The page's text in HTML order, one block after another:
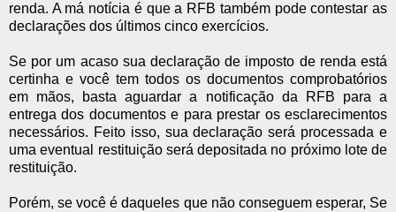
renda. A má notícia é que a RFB também pode contestar as
declarações dos últimos cinco exercícios.
Se por um acaso sua declaração de imposto de renda está
certinha e você tem todos os documentos comprobatórios
em mãos, basta aguardar a notificação da RFB para a
entrega dos documentos e para prestar os esclarecimentos
necessários. Feito isso, sua declaração será processada e
uma eventual restituição será depositada no próximo lote de
restituição.
Porém, se você é daqueles que não conseguem esperar, Se